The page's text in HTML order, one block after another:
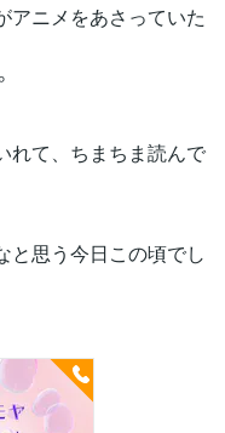
アニメをあさっていた
れて、ちまちま読んで
と思う今日この頃でし